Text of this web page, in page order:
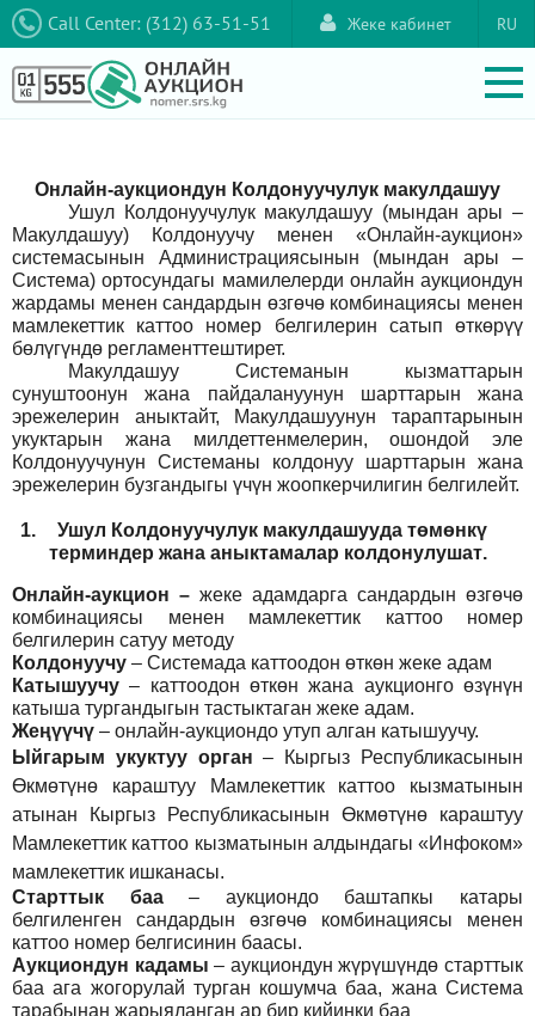
Call Center: (312) 63-51-51 RU
Жеке кабинет
Онлайн-аукциондун Колдонуучулук макулдашуу
Ушул Колдонуучулук макулдашуу (мындан ары –
Макулдашуу) Колдонуучу менен «Онлайн-аукцион»
системасынын Администрациясынын (мындан ары –
Система) ортосундагы мамилелерди онлайн аукциондун
жардамы менен сандардын өзгөчө комбинациясы менен
мамлекеттик каттоо номер белгилерин сатып өткөрүү
бөлүгүндө регламенттештирет.
Макулдашуу Системанын кызматтарын
сунуштоонун жана пайдалануунун шарттарын жана
эрежелерин аныктайт, Макулдашуунун тараптарынын
укуктарын жана милдеттенмелерин, ошондой эле
Колдонуучунун Системаны колдонуу шарттарын жана
эрежелерин бузгандыгы үчүн жоопкерчилигин белгилейт.
1.
Ушул Колдонуучулук макулдашууда төмөнкү
терминдер жана аныктамалар колдонулушат.
Онлайн-аукцион – жеке адамдарга сандардын өзгөчө
комбинациясы менен мамлекеттик каттоо номер
белгилерин сатуу методу
Колдонуучу – Системада каттоодон өткөн жеке адам
Катышуучу – каттоодон өткөн жана аукционго өзүнүн
катыша тургандыгын тастыктаган жеке адам.
Жеңүүчү – онлайн-аукциондо утуп алган катышуучу.
Ыйгарым укуктуу орган –
Кыргыз Республикасынын
Өкмөтүнө караштуу Мамлекеттик каттоо кызматынын
атынан Кыргыз Республикасынын Өкмөтүнө караштуу
Мамлекеттик каттоо кызматынын алдындагы «Инфоком»
мамлекеттик ишканасы.
Старттык баа– аукциондо баштапкы катары
белгиленген сандардын өзгөчө комбинациясы менен
каттоо номер белгисинин баасы.
Аукциондун кадамы – аукциондун жүрүшүндө старттык
баа ага жогорулай турган кошумча баа, жана Система
тарабынан жарыяланган ар бир кийинки баа